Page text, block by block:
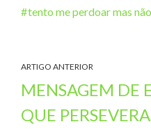
tento me perdoar mas
ARTIGO ANTERIOR
MENSAGEM DE
QUE